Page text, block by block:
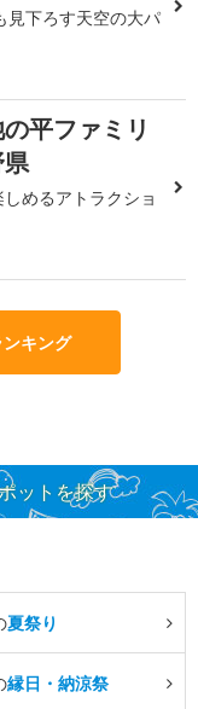
見下ろす天空の大パ
平ファミリ
めるアトラクショ
キング
ットを探す
夏祭り
縁日・納涼祭